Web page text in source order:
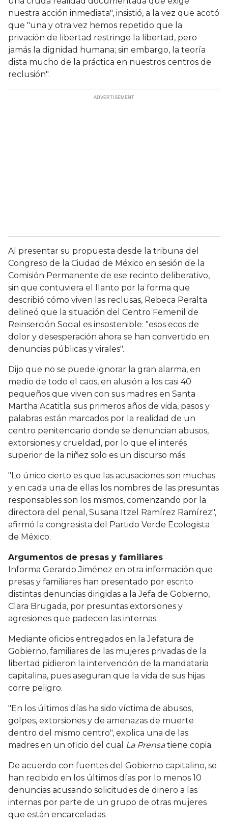
nuestra acción inmediata", insistió, a la vez que acotó
que "una y otra vez hemos repetido que la
privación de libertad restringe la libertad, pero
jamás la dignidad humana; sin embargo, la teoría
dista mucho de la práctica en nuestros centros de
reclusión".
Al presentar su propuesta desde la tribuna del
Congreso de la Ciudad de México en sesión de la
Comisión Permanente de ese recinto deliberativo,
sin que contuviera el llanto por la forma que
describió cómo viven las reclusas, Rebeca Peralta
delineó que la situación del Centro Femenil de
Reinserción Social es insostenible: "esos ecos de
dolor y desesperación ahora se han convertido en
denuncias públicas y virales".
Dijo que no se puede ignorar la gran alarma, en
medio de todo el caos, en alusión a los casi 40
pequeños que viven con sus madres en Santa
Martha Acatitla; sus primeros años de vida, pasos y
palabras están marcados por la realidad de un
centro penitenciario donde se denuncian abusos,
extorsiones y crueldad, por lo que el interés
superior de la niñez solo es un discurso más.
"Lo único cierto es que las acusaciones son muchas
y en cada una de ellas los nombres de las presuntas
responsables son los mismos, comenzando por la
directora del penal, Susana Itzel Ramírez Ramírez",
afirmó la congresista del Partido Verde Ecologista
de México.
Argumentos de presas y familiares
Informa Gerardo Jiménez en otra información que
presas y familiares han presentado por escrito
distintas denuncias dirigidas a la Jefa de Gobierno,
Clara Brugada, por presuntas extorsiones y
agresiones que padecen las internas.
Mediante oficios entregados en la Jefatura de
Gobierno, familiares de las mujeres privadas de la
libertad pidieron la intervención de la mandataria
capitalina, pues aseguran que la vida de sus hijas
corre peligro.
"En los últimos días ha sido víctima de abusos,
golpes, extorsiones y de amenazas de muerte
dentro del mismo centro", explica una de las
madres en un oficio del cual
La Prensatiene copia.
De acuerdo con fuentes del Gobierno capitalino, se
han recibido en los últimos días por lo menos 10
denuncias acusando solicitudes de dinero a las
internas por parte de un grupo de otras mujeres
que están encarceladas.